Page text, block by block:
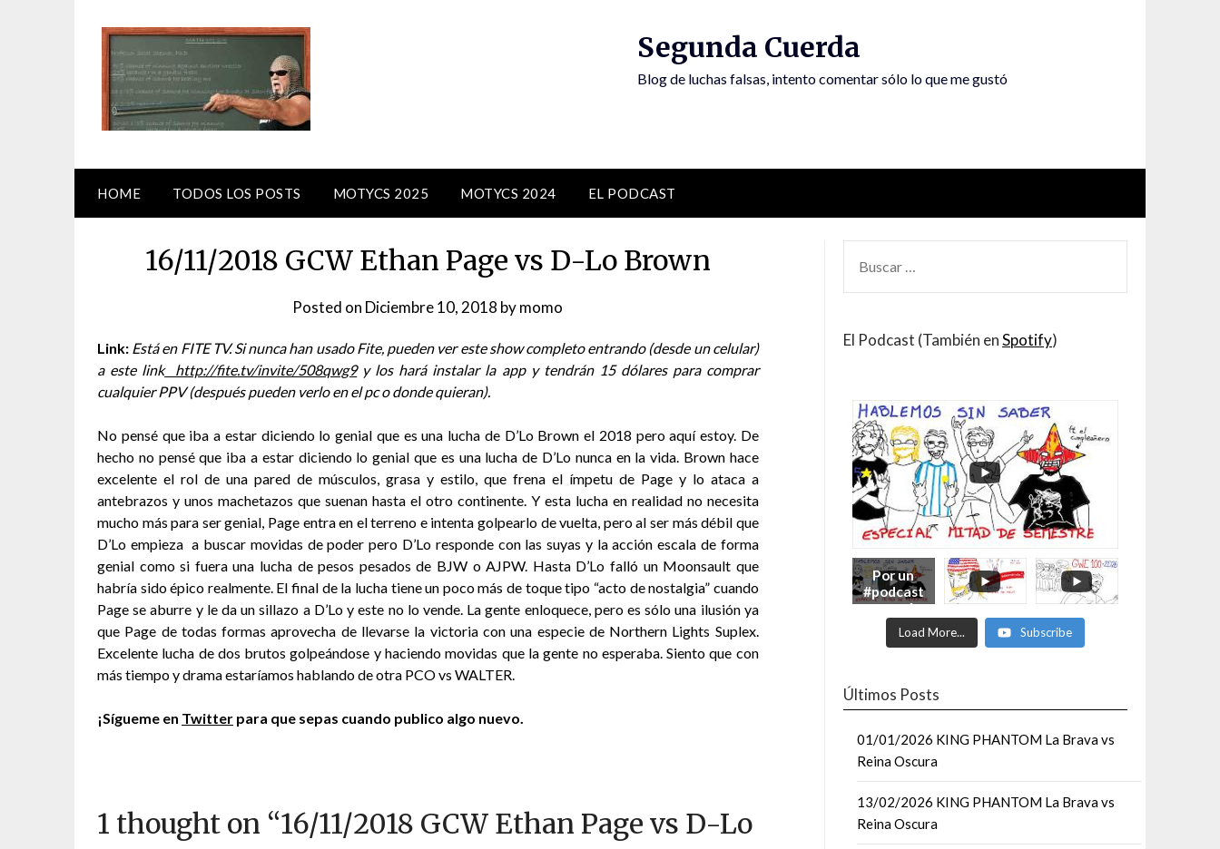
Segunda Cuerda
Blog de luchas falsas, intento comentar sólo lo que me gustó
HOME TODOS LOS POSTS MOTYCS 2025 MOTYCS 2024 EL PODCAST
16/11/2018 GCW Ethan Page vs D-Lo Brown
Posted on Diciembre 10, 2018 bymomo
Link: Está en FITE TV. Si nunca han usado Fite, pueden ver este show completo entrando (desde un celular)
a este linkhttp://fite.tv/invite/508qwg9y los hará instalar la app y tendrán 15 dólares para comprar
cualquier PPV (después pueden verlo en el pc o donde quieran).
No pensé que iba a estar diciendo lo genial que es una lucha de D’Lo Brown el 2018 pero aquí estoy. De
hecho no pensé que iba a estar diciendo lo genial que es una lucha de D’Lo nunca en la vida. Brown hace
excelente el rol de una pared de músculos, grasa y estilo, que frena el ímpetu de Page y lo ataca a
antebrazos y unos machetazos que suenan hasta el otro continente. Y esta lucha en realidad no necesita
mucho más para ser genial, Page entra en el terreno e intenta golpearlo de vuelta, pero al ser más débil que
D’Lo empieza a buscar movidas de poder pero D’Lo responde con las suyas y la acción escala de forma
genial como si fuera una lucha de pesos pesados de BJW o AJPW. Hasta D’Lo falló un Moonsault que
habría sido épico realmente. El final de la lucha tiene un poco más de toque tipo “acto de nostalgia” cuando
Page se aburre y le da un sillazo a D’Lo y este no lo vende. La gente enloquece, pero es sólo una ilusión ya
que Page de todas formas aprovecha de llevarse la victoria con una especie de Northern Lights Suplex.
Excelente lucha de dos brutos golpeándose y haciendo movidas que la gente no esperaba. Siento que con
más tiempo y drama estaríamos hablando de otra PCO vs WALTER.
¡Sígueme en Twitter para que sepas cuando publico algo nuevo.
1 thought on “16/11/2018 GCW Ethan Page vs D-Lo
POR:
El Podcast (También enSpotify)
Por un
#podcast
con más
Moonsaul
ts #93:
MITAD
DE AÑO
Load More... Subscribe
Últimos Posts
01/01/2026 KING PHANTOM La Brava vs
Reina Oscura
13/02/2026 KING PHANTOM La Brava vs
Reina Oscura